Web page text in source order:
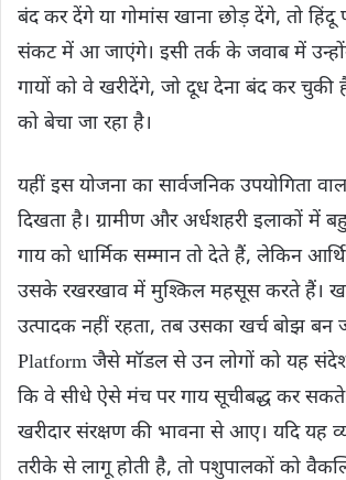
बंद कर देंगे या गोमांस खाना छोड़ देंगे, तो
संकट में आ जाएंगे। इसी तर्क के जवाब में
गायों को वे खरीदेंगे, जो दूध देना बंद कर चुकी
को बेचा जा रहा है।
यहीं इस योजना का सार्वजनिक उपयोगिता
दिखता है। ग्रामीण और अर्धशहरी इलाकों में
गाय को धार्मिक सम्मान तो देते हैं, लेकिन
उसके रखरखाव में मुश्किल महसूस करते हैं।
उत्पादक नहीं रहता, तब उसका खर्च बोझ बन
Platform जैसे मॉडल से उन लोगों को यह संदेश
कि वे सीधे ऐसे मंच पर गाय सूचीबद्ध कर
खरीदार संरक्षण की भावना से आए। यदि यह
तरीके से लागू होती है, तो पशुपालकों को